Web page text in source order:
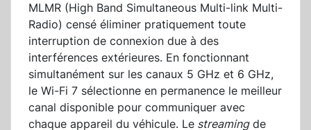
MLMR (High Band Simultaneous Multi-link Multi-
Radio) censé éliminer pratiquement toute
interruption de connexion due à des
interférences extérieures. En fonctionnant
simultanément sur les canaux 5 GHz et 6 GHz,
le Wi-Fi 7 sélectionne en permanence le meilleur
canal disponible pour communiquer avec
chaque appareil du véhicule. Le streamingde